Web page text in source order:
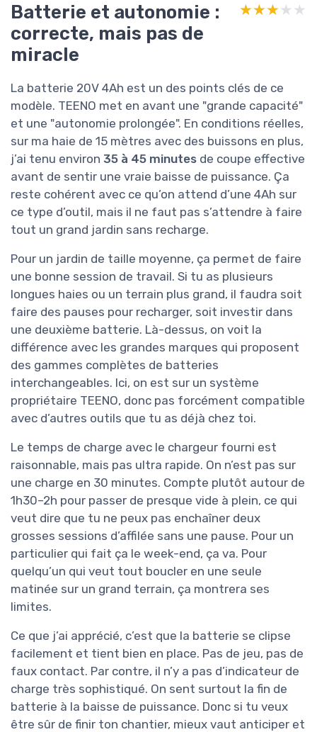
Batterie et autonomie :
correcte, mais pas de
miracle
★★★★★
★★★★★
La batterie 20V 4Ah est un des points clés de ce
modèle. TEENO met en avant une "grande capacité"
et une "autonomie prolongée". En conditions réelles,
sur ma haie de 15 mètres avec des buissons en plus,
j’ai tenu environ 35 à 45 minutes de coupe effective
avant de sentir une vraie baisse de puissance. Ça
reste cohérent avec ce qu’on attend d’une 4Ah sur
ce type d’outil, mais il ne faut pas s’attendre à faire
tout un grand jardin sans recharge.
Pour un jardin de taille moyenne, ça permet de faire
une bonne session de travail. Si tu as plusieurs
longues haies ou un terrain plus grand, il faudra soit
faire des pauses pour recharger, soit investir dans
une deuxième batterie. Là-dessus, on voit la
différence avec les grandes marques qui proposent
des gammes complètes de batteries
interchangeables. Ici, on est sur un système
propriétaire TEENO, donc pas forcément compatible
avec d’autres outils que tu as déjà chez toi.
Le temps de charge avec le chargeur fourni est
raisonnable, mais pas ultra rapide. On n’est pas sur
une charge en 30 minutes. Compte plutôt autour de
1h30–2h pour passer de presque vide à plein, ce qui
veut dire que tu ne peux pas enchaîner deux
grosses sessions d’affilée sans une pause. Pour un
particulier qui fait ça le week-end, ça va. Pour
quelqu’un qui veut tout boucler en une seule
matinée sur un grand terrain, ça montrera ses
limites.
Ce que j’ai apprécié, c’est que la batterie se clipse
facilement et tient bien en place. Pas de jeu, pas de
faux contact. Par contre, il n’y a pas d’indicateur de
charge très sophistiqué. On sent surtout la fin de
batterie à la baisse de puissance. Donc si tu veux
être sûr de finir ton chantier, mieux vaut anticiper et